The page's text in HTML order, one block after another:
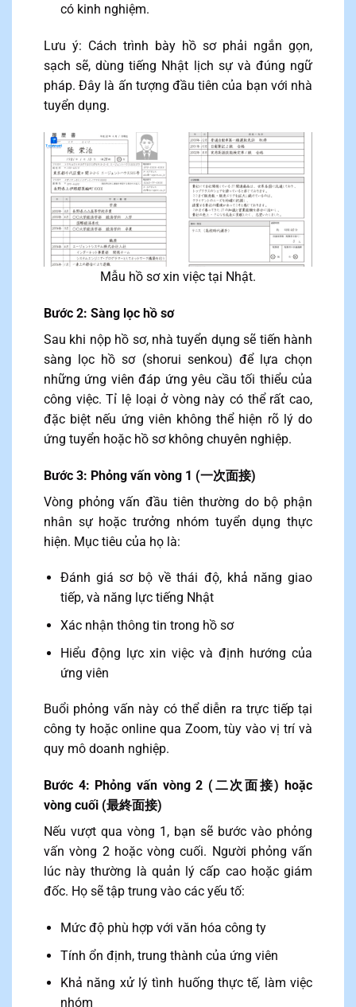
có kinh nghiệm.
Lưu ý: Cách trình bày hồ sơ phải ngắn gọn,
sạch sẽ, dùng tiếng Nhật lịch sự và đúng ngữ
pháp. Đây là ấn tượng đầu tiên của bạn với nhà
tuyển dụng.
Mẫu hồ sơ xin việc tại Nhật.
Bước 2: Sàng lọc hồ sơ
Sau khi nộp hồ sơ, nhà tuyển dụng sẽ tiến hành
sàng lọc hồ sơ (shorui senkou) để lựa chọn
những ứng viên đáp ứng yêu cầu tối thiểu của
công việc. Tỉ lệ loại ở vòng này có thể rất cao,
đặc biệt nếu ứng viên không thể hiện rõ lý do
ứng tuyển hoặc hồ sơ không chuyên nghiệp.
Bước 3: Phỏng vấn vòng 1 (一次面接)
Vòng phỏng vấn đầu tiên thường do bộ phận
nhân sự hoặc trưởng nhóm tuyển dụng thực
hiện. Mục tiêu của họ là:
Đánh giá sơ bộ về thái độ, khả năng giao
tiếp, và năng lực tiếng Nhật
Xác nhận thông tin trong hồ sơ
Hiểu động lực xin việc và định hướng của
ứng viên
Buổi phỏng vấn này có thể diễn ra trực tiếp tại
công ty hoặc online qua Zoom, tùy vào vị trí và
quy mô doanh nghiệp.
Bước 4: Phỏng vấn vòng 2 (二次面接) hoặc
vòng cuối (最終面接)
Nếu vượt qua vòng 1, bạn sẽ bước vào phỏng
vấn vòng 2 hoặc vòng cuối. Người phỏng vấn
lúc này thường là quản lý cấp cao hoặc giám
đốc. Họ sẽ tập trung vào các yếu tố:
Mức độ phù hợp với văn hóa công ty
Tính ổn định, trung thành của ứng viên
Khả năng xử lý tình huống thực tế, làm việc
nhóm